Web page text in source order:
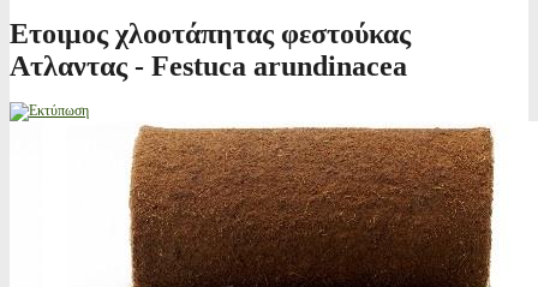
Ετοιμος χλοοτάπητας φεστούκας
Ατλαντας - Festuca arundinacea